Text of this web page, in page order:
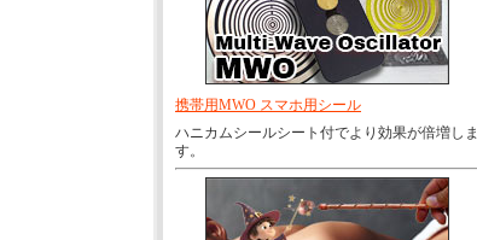
携帯用MWO スマホ用シール
ハニカムシールシート付でより効果が倍増しま
す。